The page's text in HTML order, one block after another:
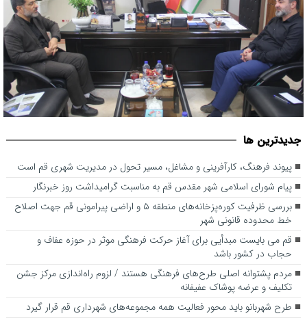
است
اصلاح خط محدوده قانونی شهر
جديدترين ها
پیوند فرهنگ، کارآفرینی و مشاغل، مسیر تحول در مدیریت شهری قم است
پیام شورای اسلامی شهر مقدس قم به مناسبت گرامیداشت روز خبرنگار
بررسی ظرفیت کوره‌پزخانه‌های منطقه ۵ و اراضی پیرامونی قم جهت اصلاح
خط محدوده قانونی شهر
قم می بایست مبدأیی برای آغاز حرکت فرهنگی موثر در حوزه عفاف و
حجاب در کشور باشد
مردم پشتوانه اصلی طرح‌های فرهنگی هستند / لزوم راه‌اندازی مرکز جشن
تکلیف و عرضه پوشاک عفیفانه
طرح شهربانو باید محور فعالیت همه مجموعه‌های شهرداری قم قرار گیرد